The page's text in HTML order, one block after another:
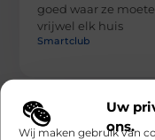
Uw
ons.
Wij maken gebruik van
goed waar ze
vrijwel elk huis
Smartclub